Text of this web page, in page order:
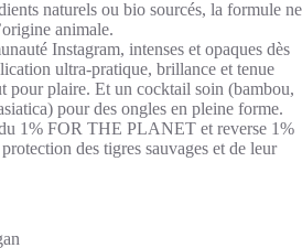
naturels ou bio sourcés, la formule ne
animale.
Instagram, intenses et opaques dès
ultra-pratique, brillance et tenue
pour plaire. Et un cocktail soin (bambou,
pour des ongles en pleine forme.
1% FOR THE PLANET et reverse 1%
des tigres sauvages et de leur